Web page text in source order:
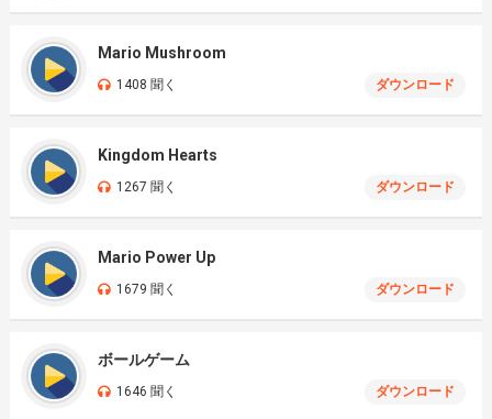
Mario Mushroom
1408 聞く ダウンロード
Kingdom Hearts
1267 聞く ダウンロード
Mario Power Up
1679 聞く ダウンロード
ボールゲーム
1646 聞く ダウンロード